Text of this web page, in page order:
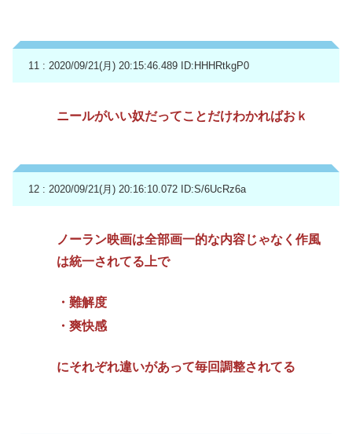
11 : 2020/09/21(月) 20:15:46.489 ID:HHHRtkgP0
ニールがいい奴だってことだけわかればおｋ
12 : 2020/09/21(月) 20:16:10.072 ID:S/6UcRz6a
ノーラン映画は全部画一的な内容じゃなく作風
は統一されてる上で
・難解度
・爽快感
にそれぞれ違いがあって毎回調整されてる